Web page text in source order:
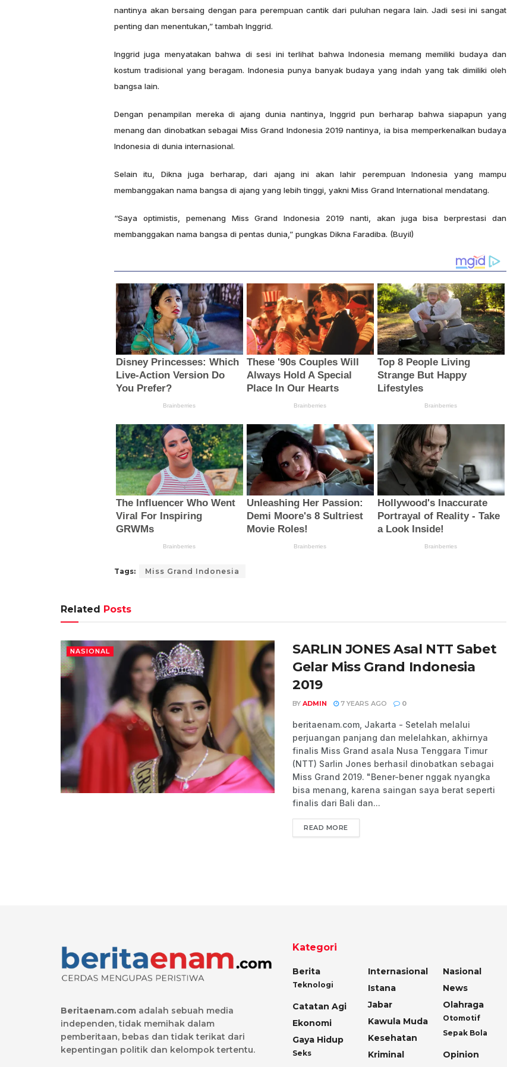
nantinya akan bersaing dengan para perempuan cantik dari puluhan negara lain. Jadi sesi ini sangat
penting dan menentukan,” tambah Inggrid.
Inggrid juga menyatakan bahwa di sesi ini terlihat bahwa Indonesia memang memiliki budaya dan
kostum tradisional yang beragam. Indonesia punya banyak budaya yang indah yang tak dimiliki oleh
bangsa lain.
Dengan penampilan mereka di ajang dunia nantinya, Inggrid pun berharap bahwa siapapun yang
menang dan dinobatkan sebagai Miss Grand Indonesia 2019 nantinya, ia bisa memperkenalkan budaya
Indonesia di dunia internasional.
Selain itu, Dikna juga berharap, dari ajang ini akan lahir perempuan Indonesia yang mampu
membanggakan nama bangsa di ajang yang lebih tinggi, yakni Miss Grand International mendatang.
“Saya optimistis, pemenang Miss Grand Indonesia 2019 nanti, akan juga bisa berprestasi dan
membanggakan nama bangsa di pentas dunia,” pungkas Dikna Faradiba. (Buyil)
Tags: Miss Grand Indonesia
Related Posts
NASIONAL
SARLIN JONES Asal NTT Sabet
Gelar Miss Grand Indonesia
2019
BY ADMIN 7 YEARS AGO 0
beritaenam.com, Jakarta - Setelah melalui
perjuangan panjang dan melelahkan, akhirnya
finalis Miss Grand asala Nusa Tenggara Timur
(NTT) Sarlin Jones berhasil dinobatkan sebagai
Miss Grand 2019. "Bener-bener nggak nyangka
bisa menang, karena saingan saya berat seperti
finalis dari Bali dan...
READ MORE
Beritaenam.com adalah sebuah media
independen, tidak memihak dalam
pemberitaan, bebas dan tidak terikat dari
kepentingan politik dan kelompok tertentu.
Kategori
Berita
Teknologi
Catatan Agi
Ekonomi
Gaya Hidup
Seks
Internasional
Istana
Jabar
Kawula Muda
Kesehatan
Kriminal
Nasional
News
Olahraga
Otomotif
Sepak Bola
Opinion